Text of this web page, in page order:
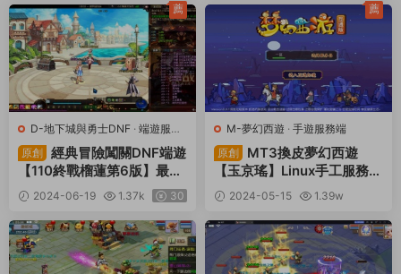
D-地下城與勇士DNF · 端遊服務
端
原創
經典冒險闖關DNF端遊
【110終戰榴蓮第6版】最新
整理版本pvf+客戶端+等級
補丁+攻略+視頻架設教程
2024-06-19 1.37k 30
薦
M-夢幻西遊 · 手遊服務端
原創
MT3換皮夢幻西遊
【玉京瑤】Linux手工服務端
+安卓蘋果雙端+GM後台
+攻略+視頻架設教程
2024-05-15
1.39w
薦